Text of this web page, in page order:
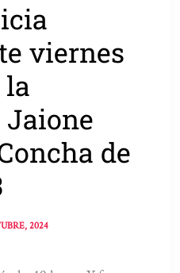
viernes
la
de
2024